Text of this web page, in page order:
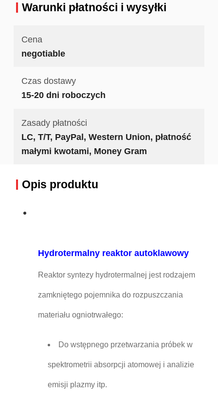
Warunki płatności i wysyłki
Cena
negotiable
Czas dostawy
15-20 dni roboczych
Zasady płatności
LC, T/T, PayPal, Western Union, płatność
małymi kwotami, Money Gram
Opis produktu
Hydrotermalny reaktor autoklawowy
Reaktor syntezy hydrotermalnej jest rodzajem
zamkniętego pojemnika do rozpuszczania
materiału ogniotrwałego:
Do wstępnego przetwarzania próbek w
spektrometrii absorpcji atomowej i analizie
emisji plazmy itp.